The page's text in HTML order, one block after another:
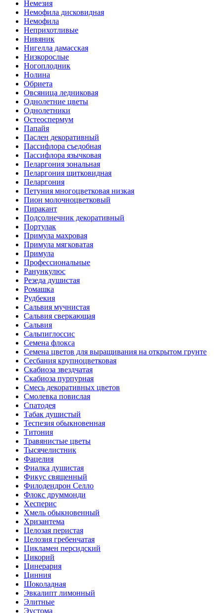
Немезия
Немофила дисковидная
Немофила
Неприхотливые
Нивяник
Нигелла дамасская
Низкорослые
Ногоплодник
Нолина
Обриета
Овсяница ледниковая
Однолетние цветы
Однолетники
Остеоспермум
Папайя
Паслен декоративный
Пассифлора съедобная
Пассифлора язычковая
Пеларгония зональная
Пеларгония щитковидная
Пеларгония
Петуния многоцветковая низкая
Пион молочноцветковый
Пиракант
Подсолнечник декоративный
Портулак
Примула махровая
Примула мягковатая
Примула
Профессиональные
Ранункулюс
Резеда душистая
Ромашка
Рудбекия
Сальвия мучнистая
Сальвия сверкающая
Сальвия
Сальпиглоссис
Семена флокса
Семена цветов для выращивания на открытом грунте
Сесбания крупноцветковая
Скабиоза звездчатая
Скабиоза пурпурная
Смесь декоративных цветов
Смолевка повислая
Спатодея
Табак душистый
Теспезия обыкновенная
Титония
Травянистые цветы
Тысячелистник
Фацелия
Фиалка душистая
Фикус священный
Филодендрон Селло
Флокс друммонди
Хесперис
Хмель обыкновенный
Хризантема
Целозая перистая
Целозия гребенчатая
Цикламен персидский
Цикорий
Цинерария
Цинния
Шоколадная
Эвкалипт лимонный
Элитные
Эустома